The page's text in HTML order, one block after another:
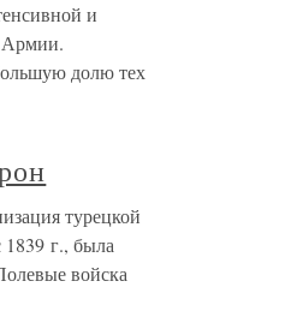
и
Армии.
долю тех
турецкой
1839 г., была
войска